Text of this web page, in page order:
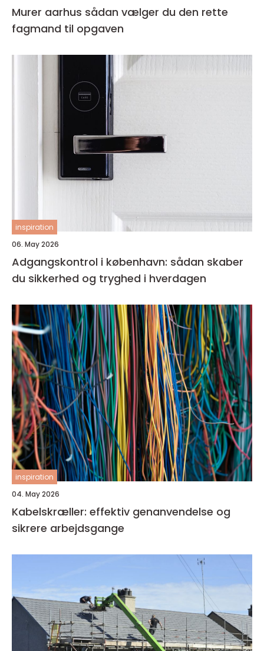
Murer aarhus sådan vælger du den rette
fagmand til opgaven
inspiration
06. May 2026
Adgangskontrol i københavn: sådan skaber
du sikkerhed og tryghed i hverdagen
inspiration
04. May 2026
Kabelskræller: effektiv genanvendelse og
sikrere arbejdsgange